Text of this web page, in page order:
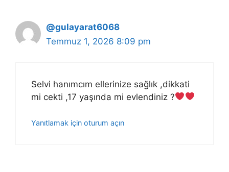
@gulayarat6068
Temmuz 1, 2026 8:09 pm
Selvi hanımcım ellerinize sağlık ,dikkati
mi cekti ,17 yaşında mi evlendiniz ?
Yanıtlamak için oturum açın